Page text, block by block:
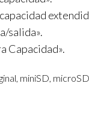
salida».
Capacidad».
miniSD,